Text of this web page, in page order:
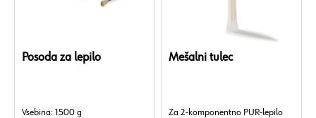
Posoda za lepilo
Vsebina: 1500 g
Mešalni tulec
Za 2-komponentno PUR-lepilo